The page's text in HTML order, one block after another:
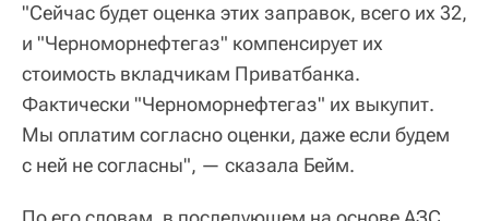
"Сейчас будет оценка этих заправок, всего их 32,
и "Черноморнефтегаз" компенсирует их
стоимость вкладчикам Приватбанка.
Фактически "Черноморнефтегаз" их выкупит.
Мы оплатим согласно оценки, даже если будем
с ней не согласны", — сказала Бейм.